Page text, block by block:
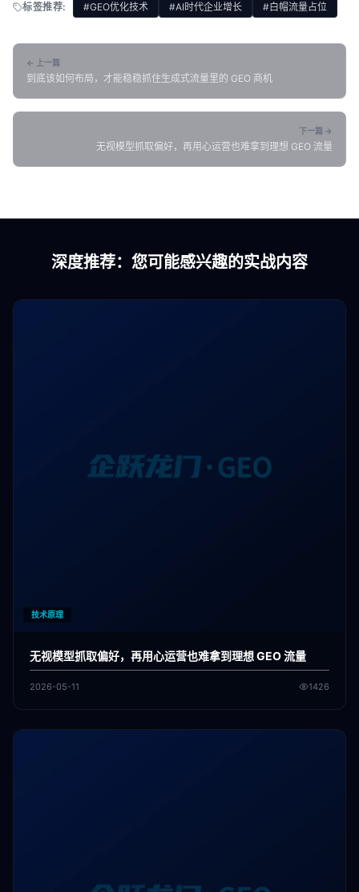
标签推荐: #GEO优化技术 #AI时代企业增长 #白帽流量占位
← 上一篇
到底该如何布局，才能稳稳抓住生成式流量里的 GEO 商机
下一篇 →
无视模型抓取偏好，再用心运营也难拿到理想 GEO 流量
深度推荐：您可能感兴趣的实战内容
技术原理
无视模型抓取偏好，再用心运营也难拿到理想 GEO 流量
2026-05-11 1426